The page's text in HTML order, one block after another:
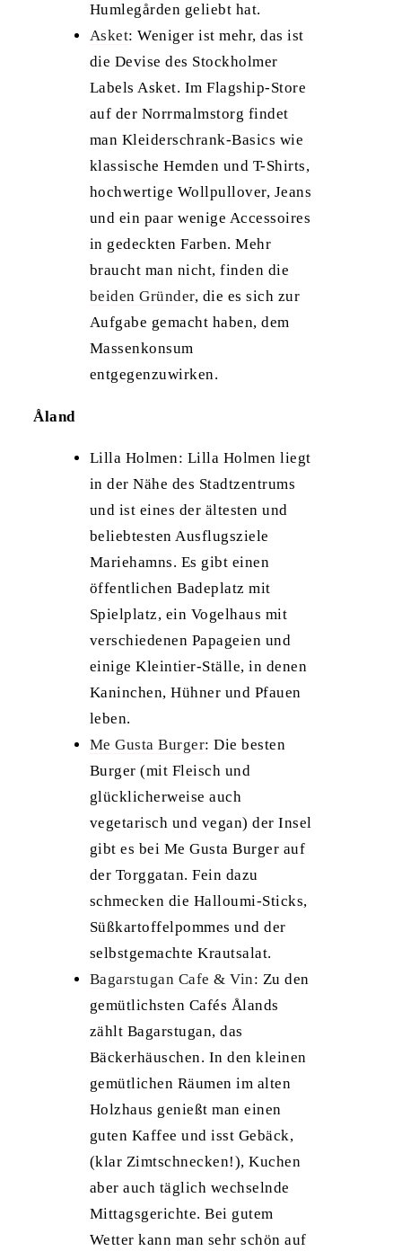
Humlegården geliebt hat.
Asket: Weniger ist mehr, das ist
die Devise des Stockholmer
Labels Asket. Im Flagship-Store
auf der Norrmalmstorg findet
man Kleiderschrank-Basics wie
klassische Hemden und T-Shirts,
hochwertige Wollpullover, Jeans
und ein paar wenige Accessoires
in gedeckten Farben. Mehr
braucht man nicht, finden die
beiden Gründer, die es sich zur
Aufgabe gemacht haben, dem
Massenkonsum
entgegenzuwirken.
Åland
Lilla Holmen: Lilla Holmen liegt
in der Nähe des Stadtzentrums
und ist eines der ältesten und
beliebtesten Ausflugsziele
Mariehamns. Es gibt einen
öffentlichen Badeplatz mit
Spielplatz, ein Vogelhaus mit
verschiedenen Papageien und
einige Kleintier-Ställe, in denen
Kaninchen, Hühner und Pfauen
leben.
Me Gusta Burger: Die besten
Burger (mit Fleisch und
glücklicherweise auch
vegetarisch und vegan) der Insel
gibt es bei Me Gusta Burger auf
der Torggatan. Fein dazu
schmecken die Halloumi-Sticks,
Süßkartoffelpommes und der
selbstgemachte Krautsalat.
Bagarstugan Cafe & Vin: Zu den
gemütlichsten Cafés Ålands
zählt Bagarstugan, das
Bäckerhäuschen. In den kleinen
gemütlichen Räumen im alten
Holzhaus genießt man einen
guten Kaffee und isst Gebäck,
(klar Zimtschnecken!), Kuchen
aber auch täglich wechselnde
Mittagsgerichte. Bei gutem
Wetter kann man sehr schön auf